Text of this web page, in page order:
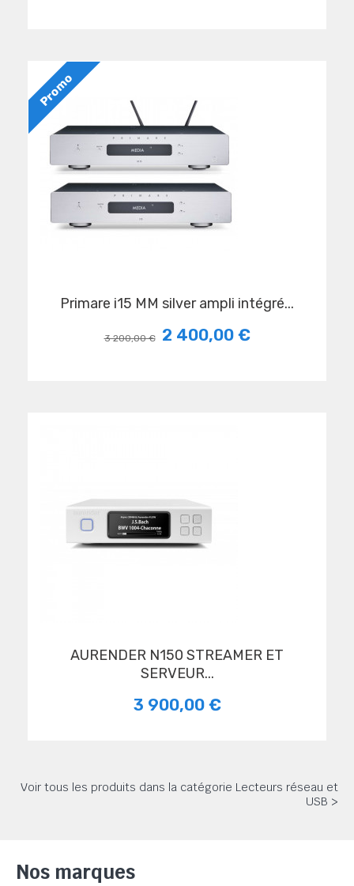
Promo
primare i15 MM silver ampli intégré...
3 200,00 € 2 400,00 €
AURENDER N150 STREAMER ET
SERVEUR...
3 900,00 €
Voir tous les produits dans la catégorie Lecteurs réseau et
USB >
Nos marques